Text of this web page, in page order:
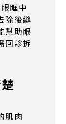
眶中
除後縫
幫助眼
回診拆
肌肉